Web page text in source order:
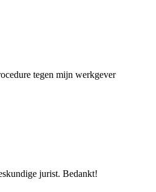
tegen mijn werkgever
jurist. Bedankt!